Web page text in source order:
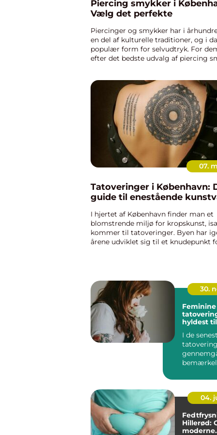
Piercing smykker i
Vælg det perfekte
Piercinger og smykker har i
en del af kulturelle traditioner, og i
populær form for selvudtryk. For
efter det bedste udvalg af piercing
07.
Tatoveringer i København:
guide til enestående
I hjertet af København finder man et
blomstrende miljø for kropskunst,
kommer til tatoveringer. Byen har
årene udviklet sig til et knudepunkt
30.
Feminine
hyldest
I de
04.
Hillerød:
moderne